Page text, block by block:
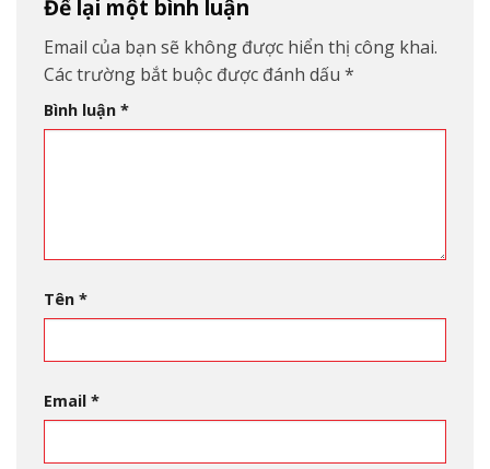
Để lại một bình luận
Email của bạn sẽ không được hiển thị công khai.
Các trường bắt buộc được đánh dấu *
Bình luận *
Tên *
Email *